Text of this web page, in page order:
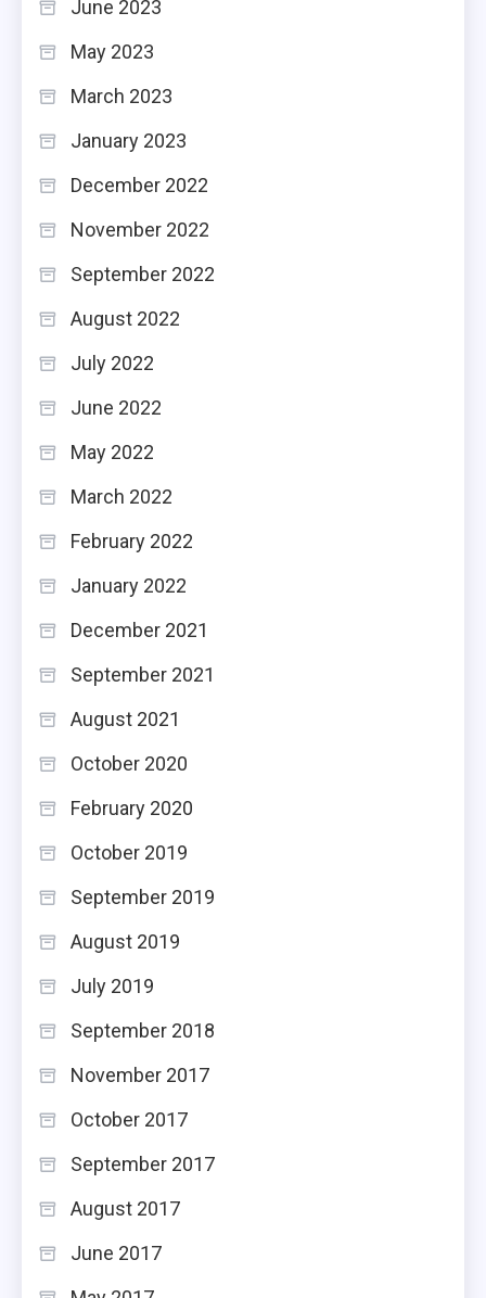
June 2023
May 2023
March 2023
January 2023
December 2022
November 2022
September 2022
August 2022
July 2022
June 2022
May 2022
March 2022
February 2022
January 2022
December 2021
September 2021
August 2021
October 2020
February 2020
October 2019
September 2019
August 2019
July 2019
September 2018
November 2017
October 2017
September 2017
August 2017
June 2017